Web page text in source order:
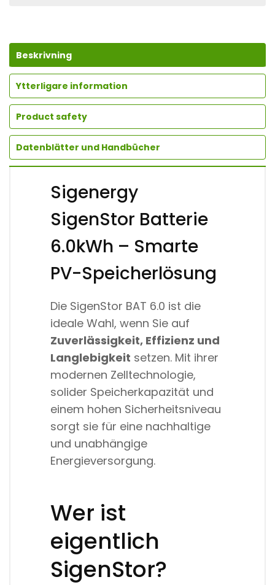
Beskrivning
Ytterligare information
Product safety
Datenblätter und Handbücher
Sigenergy
SigenStor Batterie
6.0kWh – Smarte
PV-Speicherlösung
Die SigenStor BAT 6.0 ist die
ideale Wahl, wenn Sie auf
Zuverlässigkeit, Effizienz und
Langlebigkeit setzen. Mit ihrer
modernen Zelltechnologie,
solider Speicherkapazität und
einem hohen Sicherheitsniveau
sorgt sie für eine nachhaltige
und unabhängige
Energieversorgung.
Wer ist
eigentlich
SigenStor?